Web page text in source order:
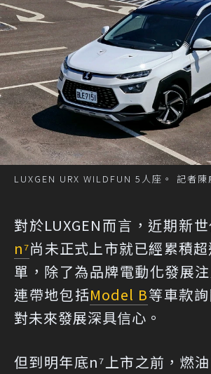
LUXGEN URX WILDFUN 5人座。 記者陳
對於LUXGEN而言，近期新
n⁷尚未正式上市就已經累積
單，除了為品牌電動化發展
連帶地包括Model B等車款
對未來發展深具信心。
但到明年底n⁷上市之前，燃